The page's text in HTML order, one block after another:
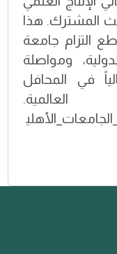
المشترك. هذا
التزام جامعة
ومواصلة
في المحافل